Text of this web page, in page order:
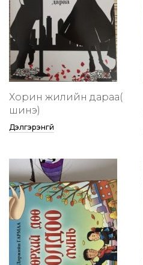
Хорин жилийн дараа(
шинэ)
Дэлгэрэнгүй